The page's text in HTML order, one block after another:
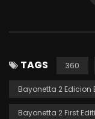
TAGS 360
Bayonetta 2 Edicion
Bayonetta 2 First